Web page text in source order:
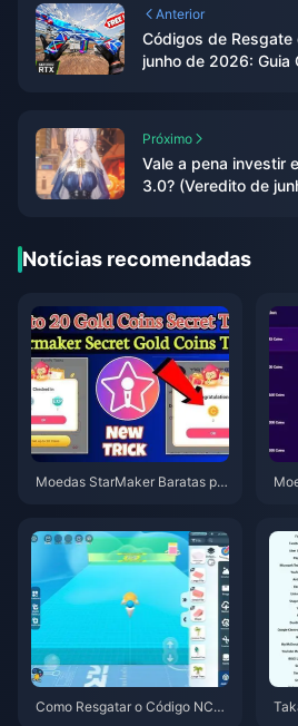
Anterior
Códigos de
junho de 2026: Guia
Próximo
Vale a pena investir
3.0? (Veredito de
Notícias recomendadas
Moedas StarMaker Baratas par
Como Resgatar o Código NCR